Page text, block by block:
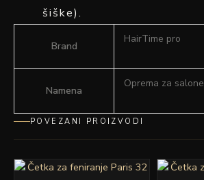
šiške).
Brand
HairTime pro
Namena
Oprema za salone
POVEZANI PROIZVODI